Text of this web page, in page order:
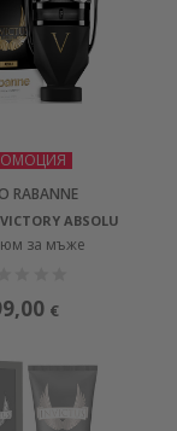
RABANNE
ABSOLU
за мъже
€